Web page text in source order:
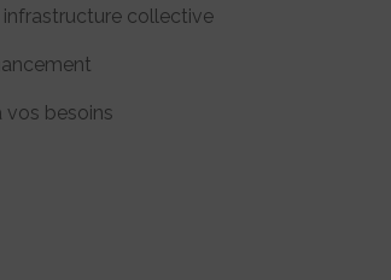
infrastructure collective
vos besoins